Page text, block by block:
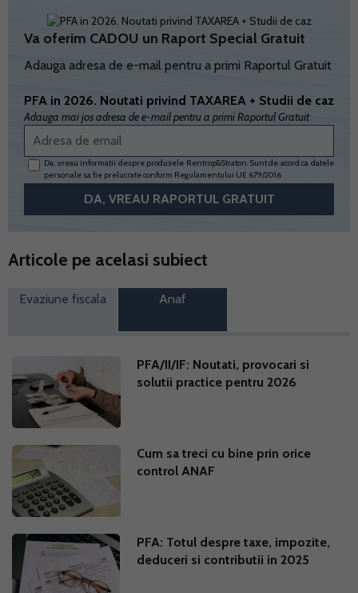
Va oferim CADOU un Raport Special Gratuit
Adauga adresa de e-mail pentru a primi Raportul Gratuit
PFA in 2026. Noutati privind TAXAREA + Studii de caz
Adauga mai jos adresa de e-mail pentru a primi Raportul Gratuit
Da, vreau informatii despre produsele Rentrop&Straton. Sunt de acord ca datele
personale sa fie prelucrate conform Regulamentului UE 679/2016
Articole pe acelasi subiect
Evaziune fiscala Anaf
PFA/II/IF: Noutati, provocari si
solutii practice pentru 2026
Cum sa treci cu bine prin orice
control ANAF
PFA: Totul despre taxe, impozite,
deduceri si contributii in 2025